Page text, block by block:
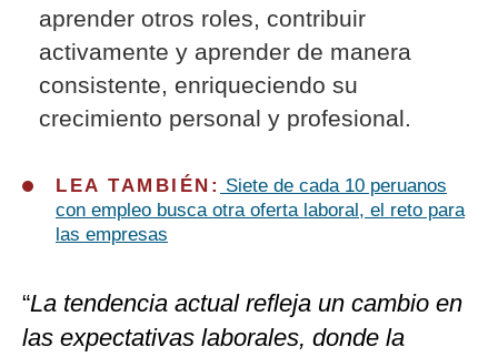
aprender otros roles, contribuir
activamente y aprender de manera
consistente, enriqueciendo su
crecimiento personal y profesional.
LEA TAMBIÉN: Siete de cada 10 peruanos
con empleo busca otra oferta laboral, el reto para
las empresas
“La tendencia actual refleja un cambio en
las expectativas laborales, donde la